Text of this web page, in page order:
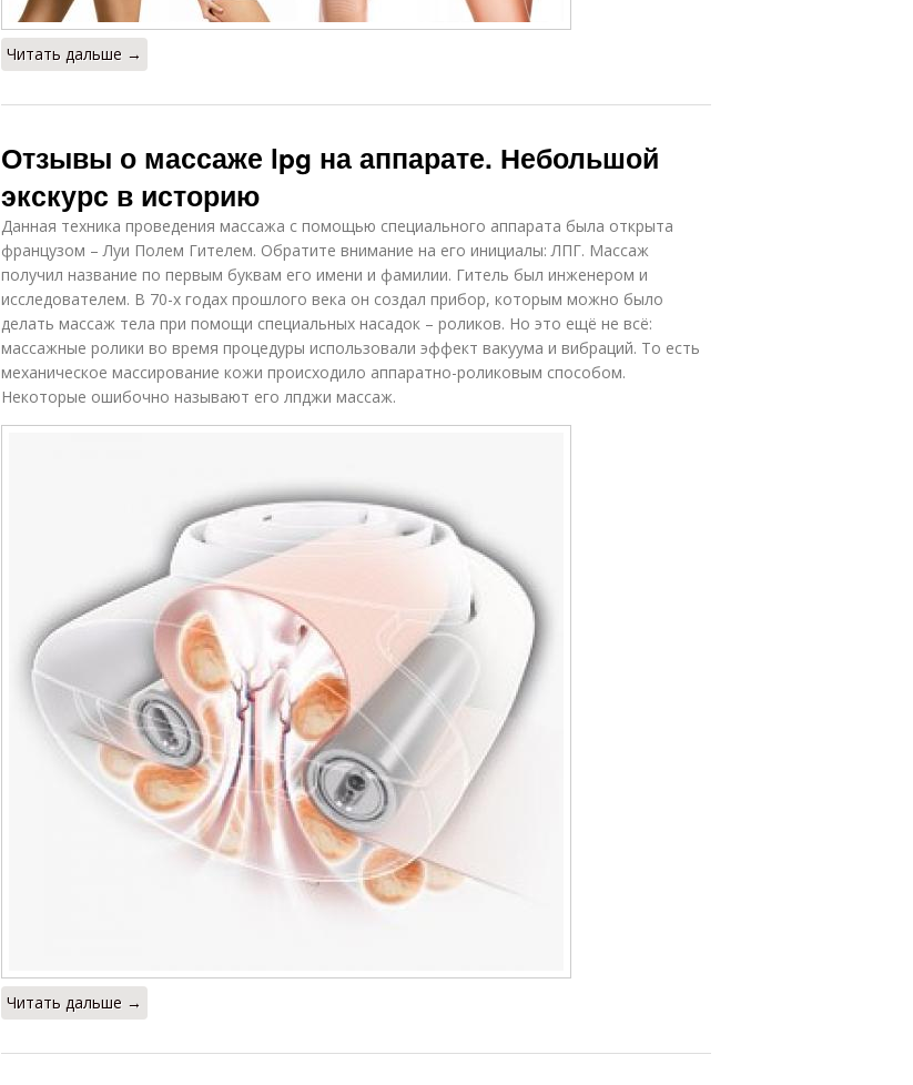
Читать дальше →
Отзывы о массаже lpg на аппарате. Небольшой
экскурс в историю
Данная техника проведения массажа с помощью специального аппарата была открыта
французом – Луи Полем Гителем. Обратите внимание на его инициалы: ЛПГ. Массаж
получил название по первым буквам его имени и фамилии. Гитель был инженером и
исследователем. В 70-х годах прошлого века он создал прибор, которым можно было
делать массаж тела при помощи специальных насадок – роликов. Но это ещё не всё:
массажные ролики во время процедуры использовали эффект вакуума и вибраций. То есть
механическое массирование кожи происходило аппаратно-роликовым способом.
Некоторые ошибочно называют его лпджи массаж.
Читать дальше →